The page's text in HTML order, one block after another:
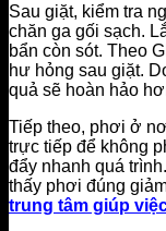
Sau giặt, kiểm tra
chăn ga gối sạch.
bẩn còn sót. Theo
hư hỏng sau giặt.
quả sẽ hoàn hảo
Tiếp theo, phơi ở
trực tiếp để không
đẩy nhanh quá
thấy phơi đúng
trung tâm giúp